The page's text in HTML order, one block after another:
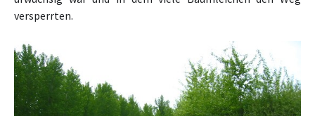
versperrten.